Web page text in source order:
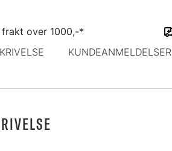
frakt over 1000,-*
KUNDEANMELDELSER